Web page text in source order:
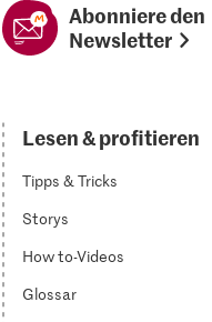
Abonniere den
Newsletter
Lesen & profitieren
Tipps & Tricks
Storys
How to-Videos
Glossar